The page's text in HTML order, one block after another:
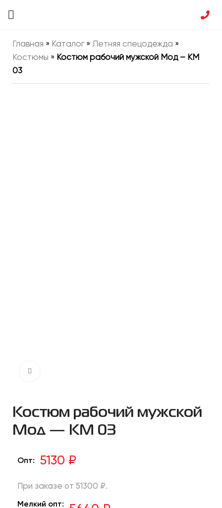
Главная » Каталог» Летняя спецодежда »
Костюмы » Костюм рабочий мужской Мод – КМ
03
Костюм рабочий мужской
Мод — КМ 03
Опт: 5130 ₽
При заказе от 51300 ₽.
Мелкий опт: